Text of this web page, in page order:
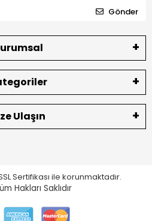
Gönder
Ulaşın
Sertifikası ile korunmaktadır.
Hakları Saklıdır